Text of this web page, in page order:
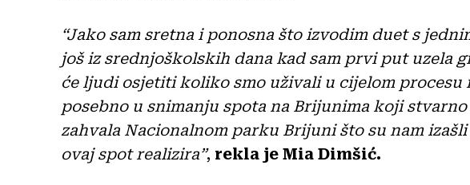
“Jako sam sretna i ponosna što izvodim duet s
još iz srednjoškolskih dana kad sam prvi put uzela
će ljudi osjetiti koliko smo uživali u cijelom procesu
posebno u snimanju spota na Brijunima koji
zahvala Nacionalnom parku Brijuni što su nam
ovaj spot realizira”, rekla je Mia Dimšić.